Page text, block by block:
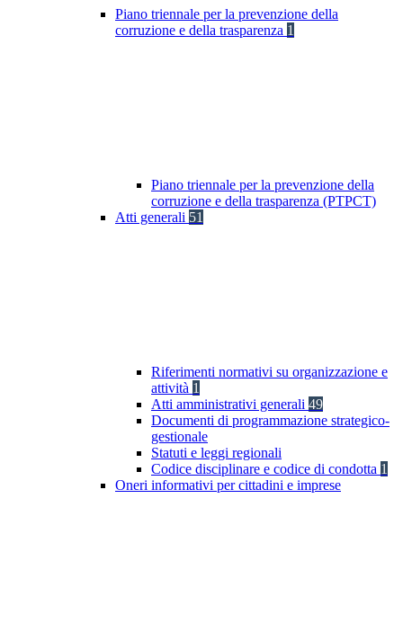
Piano triennale per la prevenzione della
corruzione e della trasparenza 1
Piano triennale per la prevenzione della
corruzione e della trasparenza (PTPCT)
Atti generali 51
Riferimenti normativi su organizzazione e
attività 1
Atti amministrativi generali 49
Documenti di programmazione strategico-
gestionale
Statuti e leggi regionali
Codice disciplinare e codice di condotta 1
Oneri informativi per cittadini e imprese